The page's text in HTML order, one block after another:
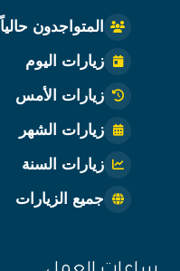
المتواجدون حالياً
زيارات اليوم
زيارات الأمس
زيارات الشهر
زيارات السنة
جميع الزيارات